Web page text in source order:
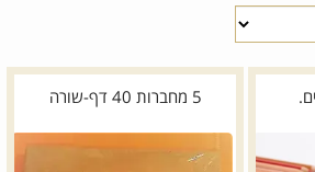
5 מחברות 40 דף-שורה